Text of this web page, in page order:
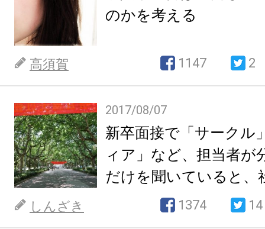
のかを考える
高須賀 1147 2
2017/08/07
新卒面接で「サークル
ィア」など、担当者が
だけを聞いていると、
絶を加速するのでは。
しんざき 1374 14